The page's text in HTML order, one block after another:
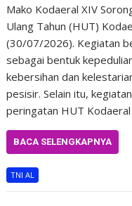
Mako Kodaeral XIV
Ulang Tahun (HUT)
(30/07/2026). Kegiatan
sebagai bentuk
kebersihan dan
pesisir. Selain itu,
peringatan HUT
BACA SELENGKAPNYA
TNI AL